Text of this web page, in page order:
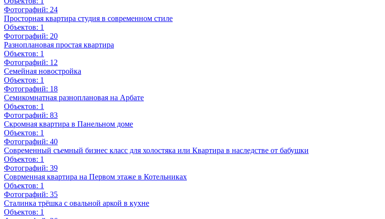
Фотографий: 24
Просторная квартира студия в современном стиле
Объектов: 1
Фотографий: 20
Разноплановая простая квартира
Объектов: 1
Фотографий: 12
Семейная новостройка
Объектов: 1
Фотографий: 18
Семикомнатная разноплановая на Арбате
Объектов: 1
Фотографий: 83
Скромная квартира в Панельном доме
Объектов: 1
Фотографий: 40
Современный съемный бизнес класс для холостяка или Квартира в наследстве от бабушки
Объектов: 1
Фотографий: 39
Соврменная квартира на Первом этаже в Котельниках
Объектов: 1
Фотографий: 35
Сталинка трёшка с овальной аркой в кухне
Объектов: 1